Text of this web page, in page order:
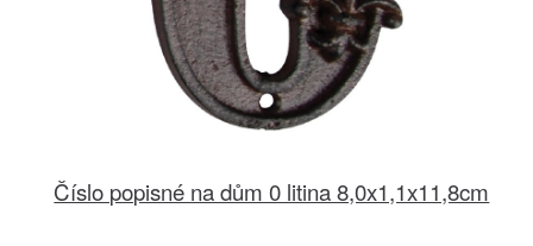
Číslo popisné na dům 0 litina 8,0x1,1x11,8cm